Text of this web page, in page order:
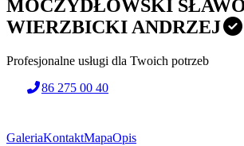
MOCZYDŁOWSKI
WIERZBICKI ANDRZEJ
Profesjonalne usługi dla Twoich potrzeb
86 275 00 40
GaleriaKontaktMapaOpis